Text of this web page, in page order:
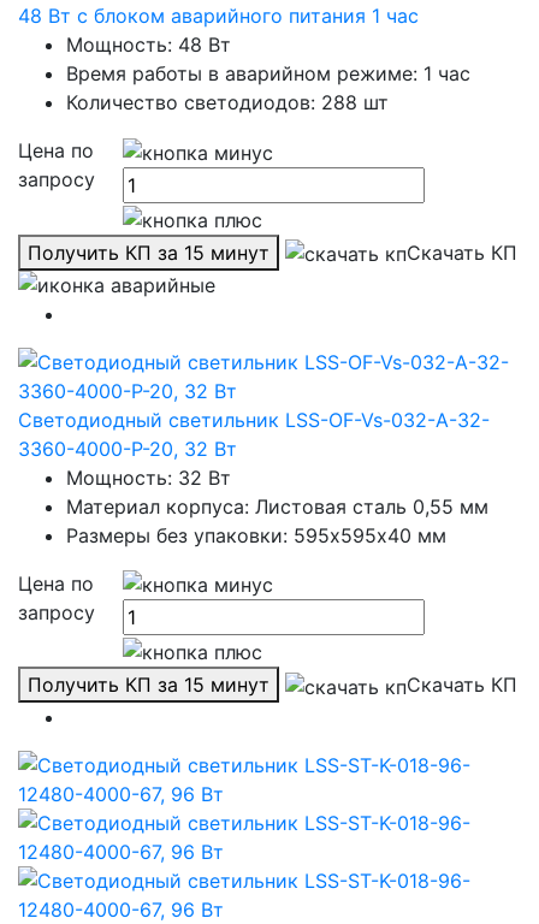
48 Вт с блоком аварийного питания 1 час
Мощность: 48 Вт
Время работы в аварийном режиме: 1 час
Количество светодиодов: 288 шт
Цена по
запросу
Получить КП за 15 минут Скачать КП
Светодиодный светильник LSS-OF-Vs-032-A-32-
3360-4000-P-20, 32 Вт
Мощность: 32 Вт
Материал корпуса: Листовая сталь 0,55 мм
Размеры без упаковки: 595х595х40 мм
Цена по
запросу
Получить КП за 15 минут Скачать КП